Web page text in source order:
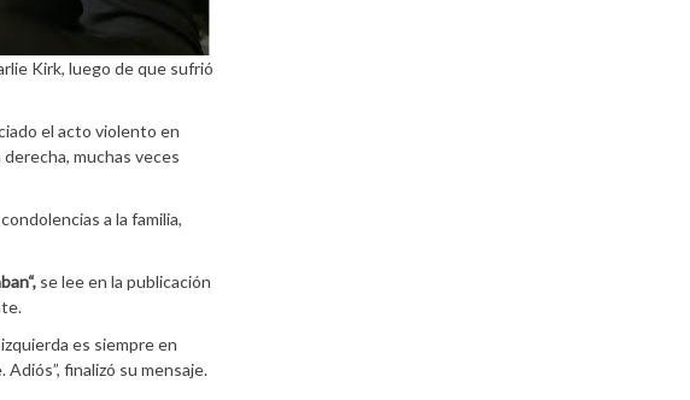
Kirk, luego de que sufrió
el acto violento en
muchas veces
a la familia,
se lee en la publicación
es siempre en
finalizó su mensaje.